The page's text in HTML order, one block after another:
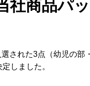
社商品パ
された3点（幼児の部
しました。